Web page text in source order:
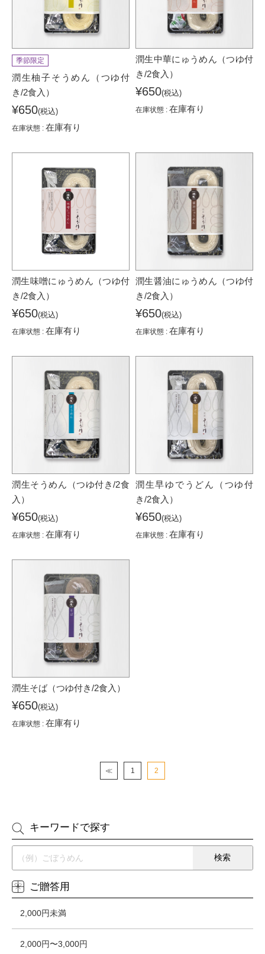
季節限定
潤生柚子そうめん（つゆ付
き/2食入）
¥650(税込)
在庫状態 : 在庫有り
潤生中華にゅうめん（つゆ付
き/2食入）
¥650(税込)
在庫状態 : 在庫有り
潤生味噌にゅうめん（つゆ付
き/2食入）
¥650(税込)
在庫状態 : 在庫有り
潤生醤油にゅうめん（つゆ付
き/2食入）
¥650(税込)
在庫状態 : 在庫有り
潤生そうめん（つゆ付き/2食
入）
¥650(税込)
在庫状態 : 在庫有り
潤生早ゆでうどん（つゆ付
き/2食入）
¥650(税込)
在庫状態 : 在庫有り
潤生そば（つゆ付き/2食入）
¥650(税込)
在庫状態 : 在庫有り
≪ 1 2
キーワードで探す
ご贈答用
2,000円未満
2,000円〜3,000円